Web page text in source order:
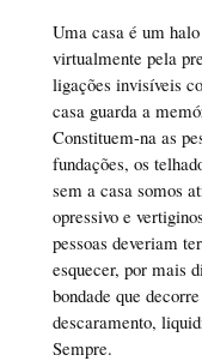
Uma casa é um
virtualmente pela
ligações invisíveis
casa guarda a
Constituem-na as
fundações, os
sem a casa somos
opressivo e
pessoas deveriam
esquecer, por mais
bondade que
descaramento,
Sempre.